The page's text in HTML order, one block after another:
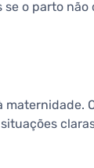
se o parto não